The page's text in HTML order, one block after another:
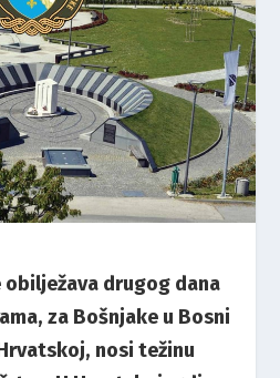
obilježava drugog dana
za Bošnjake u Bosni
nosi težinu